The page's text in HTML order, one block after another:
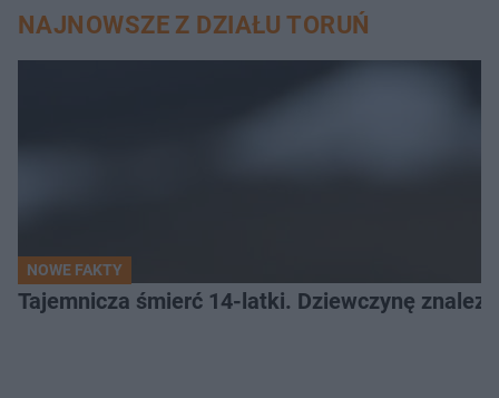
NAJNOWSZE Z DZIAŁU TORUŃ
NOWE FAKTY
Tajemnicza śmierć 14-latki. Dziewczynę